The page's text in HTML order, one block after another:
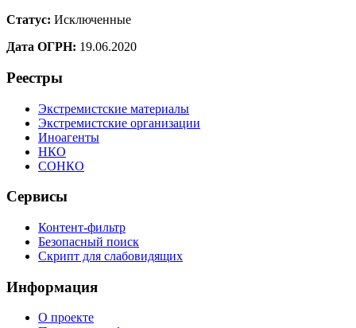
Статус: Исключенные
Дата ОГРН: 19.06.2020
Реестры
Экстремистские материалы
Экстремистские организации
Иноагенты
НКО
СОНКО
Сервисы
Контент-фильтр
Безопасный поиск
Скрипт для слабовидящих
Информация
О проекте